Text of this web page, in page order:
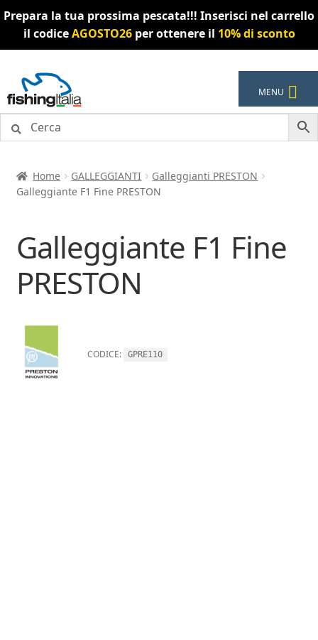
Prepara la tua prossima pescata!!! Inserisci nel carrello
il codiceAGOSTO26per ottenere il 10% di sconto
alla
navigazione
al
contenuto
MENU
Home GALLEGGIANTI
Galleggianti PRESTON
Galleggiante F1 Fine PRESTON
Galleggiante F1 Fine
PRESTON
CODICE: GPRE110